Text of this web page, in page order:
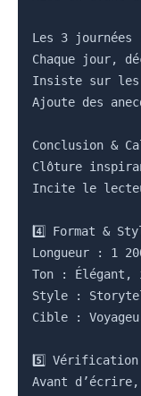
Les 3 journées
Chaque jour,
Insiste sur les
Ajoute des
Conclusion &
Clôture
Incite le
4️⃣ Format &
Longueur : 1
Ton : Élégant,
Style :
Cible :
5️⃣